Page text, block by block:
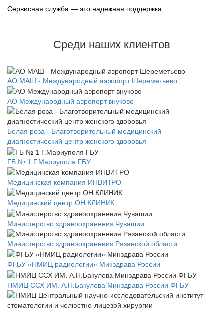
Сервисная служба — это надежная поддержка
Среди наших клиентов
АО МАШ - Международный аэропорт Шереметьево
АО Международный аэропорт внуково
Белая роза - Благотворительный медицинский
диагностический центр женского здоровья
ГБ № 1 Г.Мариуполя ГБУ
Медицинская компания ИНВИТРО
Медицинский центр ОН КЛИНИК
Министерство здравоохранения Чувашии
Министерство здравоохранения Рязанской области
ФГБУ «НМИЦ радиологии» Минздрава России
НМИЦ ССХ ИМ. А.Н.Бакулева Минздрава России ФГБУ